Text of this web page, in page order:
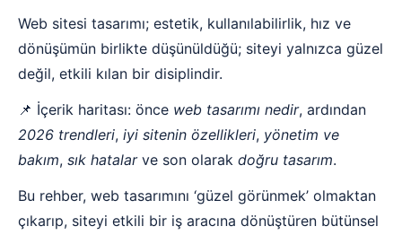
Web sitesi tasarımı; estetik, kullanılabilirlik, hız ve
dönüşümün birlikte düşünüldüğü; siteyi yalnızca güzel
değil, etkili kılan bir disiplindir.
📌 İçerik haritası: önce web tasarımı nedir, ardından
2026 trendleri, iyi sitenin özellikleri, yönetim ve
bakım, sık hatalarve son olarak doğru tasarım.
Bu rehber, web tasarımını ‘güzel görünmek’ olmaktan
çıkarıp, siteyi etkili bir iş aracına dönüştüren bütünsel